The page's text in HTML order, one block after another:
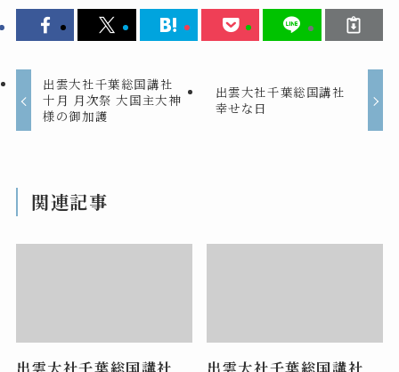
出雲大社千葉総国講社
十月 月次祭 大国主大神
様の御加護
出雲大社千葉総国講社
幸せな日
関連記事